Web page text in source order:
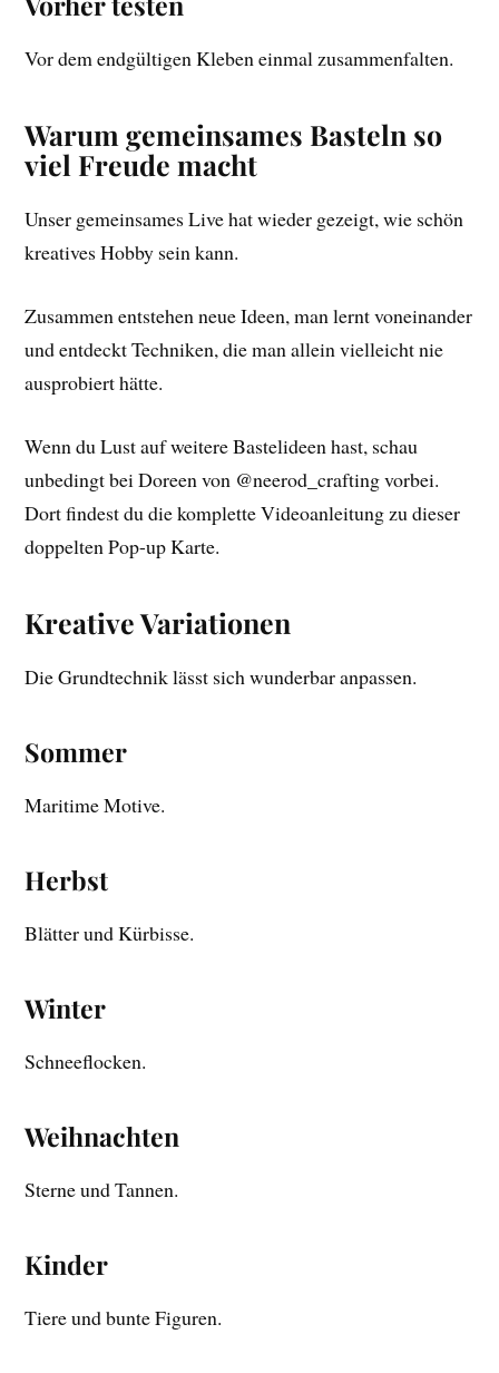
Vor dem endgültigen Kleben einmal zusammenfalten.
Warum gemeinsames Basteln so
viel Freude macht
Unser gemeinsames Live hat wieder gezeigt, wie schön
kreatives Hobby sein kann.
Zusammen entstehen neue Ideen, man lernt voneinander
und entdeckt Techniken, die man allein vielleicht nie
ausprobiert hätte.
Wenn du Lust auf weitere Bastelideen hast, schau
unbedingt bei Doreen von @neerod_crafting vorbei.
Dort findest du die komplette Videoanleitung zu dieser
doppelten Pop-up Karte.
Kreative Variationen
Die Grundtechnik lässt sich wunderbar anpassen.
Sommer
Maritime Motive.
Herbst
Blätter und Kürbisse.
Winter
Schneeflocken.
Weihnachten
Sterne und Tannen.
Kinder
Tiere und bunte Figuren.